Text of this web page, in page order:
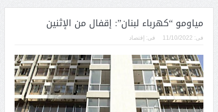
مياومو “كهرباء لبنان”: إقفال من الإثنين
فى: 11/10/2022 فى: إقتصاد